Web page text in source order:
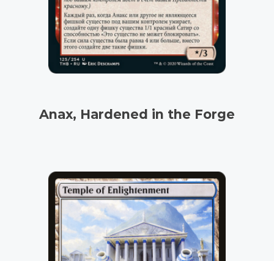
Anax, Hardened in the Forge